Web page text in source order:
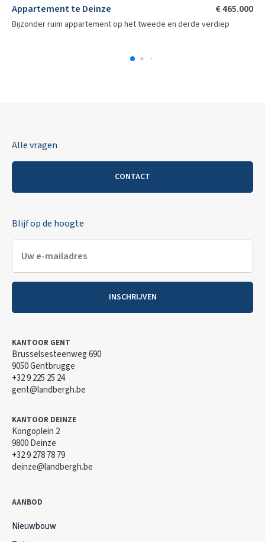
Appartement te Deinze € 465.000
Bijzonder ruim appartement op het tweede en derde verdiep
Alle vragen
CONTACT
Blijf op de hoogte
INSCHRIJVEN
KANTOOR GENT
Brusselsesteenweg 690
9050 Gentbrugge
+32 9 225 25 24
gent@landbergh.be
KANTOOR DEINZE
Kongoplein 2
9800 Deinze
+32 9 278 78 79
deinze@landbergh.be
AANBOD
Nieuwbouw